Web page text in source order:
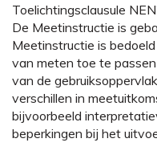
Toelichtingsclausule
De Meetinstructie is
Meetinstructie is
van meten toe te
van de
verschillen in
bijvoorbeeld
beperkingen bij het